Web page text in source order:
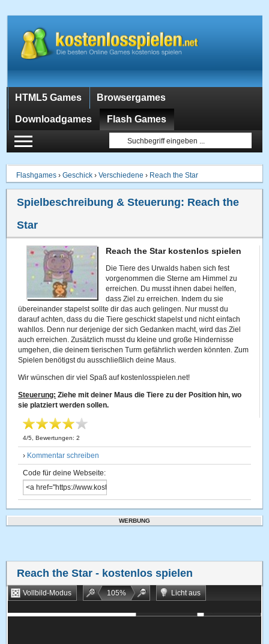
HTML5 Games Browsergames
Downloadgames Flash Games
Flashgames ›Geschick ›Verschiedene › Reach the Star
Spielbeschreibung & Steuerung: Reach the
Star
Reach the Star kostenlos spielen
Die Tiere des Urwalds haben sich fest
vorgenommen die Sterne am Himmel zu
erreichen. Du musst ihnen dabei helfen,
dass Ziel zu erreichen. Indem du sie
übereinander stapelst sollte dir das auch gelingen. Nur musst du
darauf achten, dass du die Tiere geschickt stapelst und nicht einfach
wahllos. Denn nur derjenige der sich Gedanken macht, wird das Ziel
auch erreichen. Zusätzlich musst du kleine und große Hindernisse
umgehen, die deinem tierischen Turm gefährlich werden könnten. Zum
Spielen benötigst du ausschließlich deine Maus.
Wir wünschen dir viel Spaß auf kostenlosspielen.net!
Steuerung: Ziehe mit deiner Maus die Tiere zu der Position hin, wo
sie platziert werden sollen.
4/5 , Bewertungen:2
› Kommentar schreiben
Code für deine Webseite:
WERBUNG
Reach the Star - kostenlos spielen
Vollbild-Modus 105%
Licht aus